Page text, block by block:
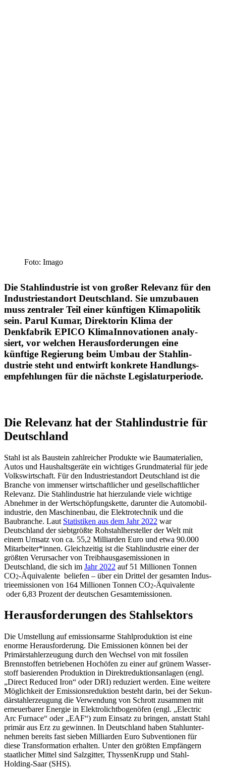
Foto: Imago
Die Stahl­in­dustrie ist von großer Relevanz für den
Indus­trie­standort Deutschland. Sie umzubauen
muss zentraler Teil einer künftigen Klima­po­litik
sein. Parul Kumar, Direk­torin Klima der
Denkfabrik EPICO Klima­In­no­va­tionen analy­
siert, vor welchen Heraus­for­de­rungen eine
künftige Regierung beim Umbau der Stahl­in­
dustrie steht und entwirft konkrete Handlungs­
emp­feh­lungen für die nächste Legislaturperiode.
Die Relevanz hat der Stahl­in­dustrie für
Deutschland
Stahl ist als Baustein zahlreicher Produkte wie Bauma­te­rialien,
Autos und Haushalts­geräte ein wichtiges Grund­ma­terial für jede
Volks­wirt­schaft. Für den Indus­trie­standort Deutschland ist die
Branche von immenser wirtschaft­licher und gesell­schaft­licher
Relevanz. Die Stahl­in­dustrie hat hierzu­lande viele wichtige
Abnehmer in der Wertschöp­fungs­kette, darunter die Automo­bil­
in­dustrie, den Maschi­nenbau, die Elektro­technik und die
Baubranche. Laut Statis­tiken aus dem Jahr 2022 war
Deutschland der siebt­größte Rohstahl­her­steller der Welt mit
einem Umsatz von ca. 55,2 Milli­arden Euro und etwa 90.000
Mitarbeiter*innen. Gleich­zeitig ist die Stahl­in­dustrie einer der
größten Verur­sacher von Treib­haus­gas­emis­sionen in
Deutschland, die sich im Jahr 2022 auf 51 Millionen Tonnen
CO2-Äquiva­lente beliefen – über ein Drittel der gesamten Indus­
trie­emis­sionen von 164 Millionen Tonnen CO2-Äquiva­lente
oder 6,83 Prozent der deutschen Gesamtemissionen.
Heraus­for­de­rungen des Stahlsektors
Die Umstellung auf emissi­onsarme Stahl­pro­duktion ist eine
enorme Heraus­for­derung. Die Emissionen können bei der
Primär­stahl­er­zeugung durch den Wechsel von mit fossilen
Brenn­stoffen betrie­benen Hochöfen zu einer auf grünem Wasser­
stoff basie­renden Produktion in Direkt­re­duk­ti­ons­an­lagen (engl.
„Direct Reduced Iron“ oder DRI) reduziert werden. Eine weitere
Möglichkeit der Emissi­ons­re­duktion besteht darin, bei der Sekun­
där­stahl­er­zeugung die Verwendung von Schrott zusammen mit
erneu­er­barer Energie in Elektro­licht­bo­genöfen (engl. „Electric
Arc Furnace“ oder „EAF“) zum Einsatz zu bringen, anstatt Stahl
primär aus Erz zu gewinnen. In Deutschland haben Stahl­un­ter­
nehmen bereits fast sieben Milli­arden Euro Subven­tionen für
diese Trans­for­mation erhalten. Unter den größten Empfängern
staat­licher Mittel sind Salzgitter, Thyssen­Krupp und Stahl-
Holding-Saar (SHS).